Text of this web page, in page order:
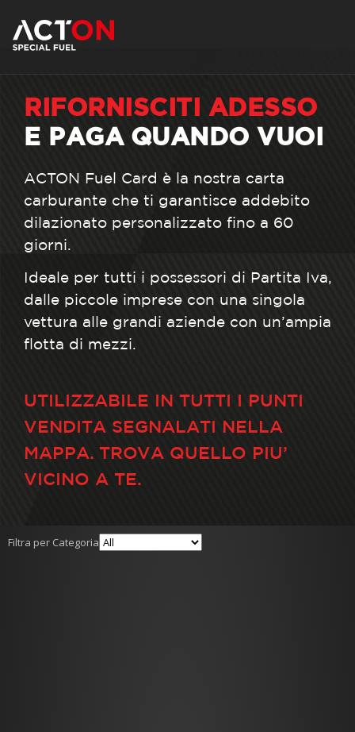
RIFORNISCITI ADESSO
E PAGA QUANDO VUOI
ACTON Fuel Card è la nostra carta
carburante che ti garantisce addebito
dilazionato personalizzato fino a 60
giorni.
Ideale per tutti i possessori di Partita Iva,
dalle piccole imprese con una singola
vettura alle grandi aziende con un’ampia
flotta di mezzi.
UTILIZZABILE IN TUTTI I PUNTI
VENDITA SEGNALATI NELLA
MAPPA. TROVA QUELLO PIU’
VICINO A TE.
Filtra per Categoria